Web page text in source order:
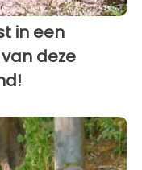
in een
deze